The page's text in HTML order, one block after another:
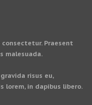
Praesent
malesuada.
risus eu,
lorem, in dapibus libero.